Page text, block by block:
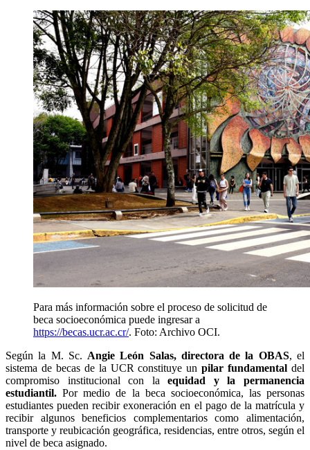
Para más información sobre el proceso de solicitud de
beca socioeconómica puede ingresar a
https://becas.ucr.ac.cr/. Foto: Archivo OCI.
Según la M. Sc. Angie León Salas, directora de la OBAS, el
sistema de becas de la UCR constituye unpilar fundamental del
compromiso institucional con laequidad y la permanencia
estudiantil. Por medio de la beca socioeconómica, las personas
estudiantes pueden recibir exoneración en el pago de la matrícula y
recibir algunos beneficios complementarios como alimentación,
transporte y reubicación geográfica, residencias, entre otros, según el
nivel de beca asignado.